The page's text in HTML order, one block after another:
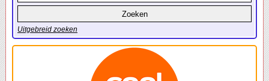
Uitgebreid zoeken